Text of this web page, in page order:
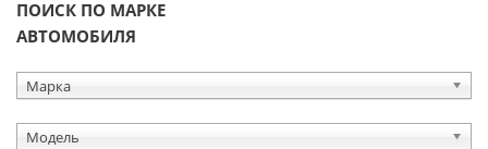
ПОИСК ПО МАРКЕ
АВТОМОБИЛЯ
Марка
Модель